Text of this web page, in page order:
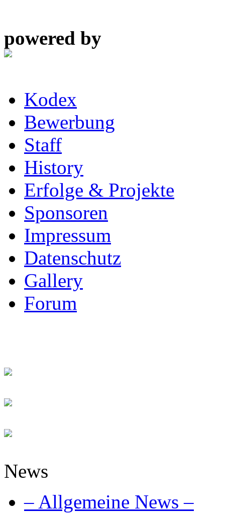
powered by
Kodex
Bewerbung
Staff
History
Erfolge & Projekte
Sponsoren
Impressum
Datenschutz
Gallery
Forum
News
– Allgemeine News –